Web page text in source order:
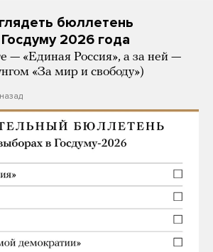
бюллетень
2026 года
— «Единая Россия», а за ней —
«За мир и свободу»)